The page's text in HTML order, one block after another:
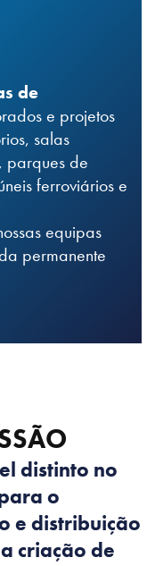
de
e projetos
salas
parques de
ferroviários e
equipas
permanente
distinto no
o
e distribuição
criação de